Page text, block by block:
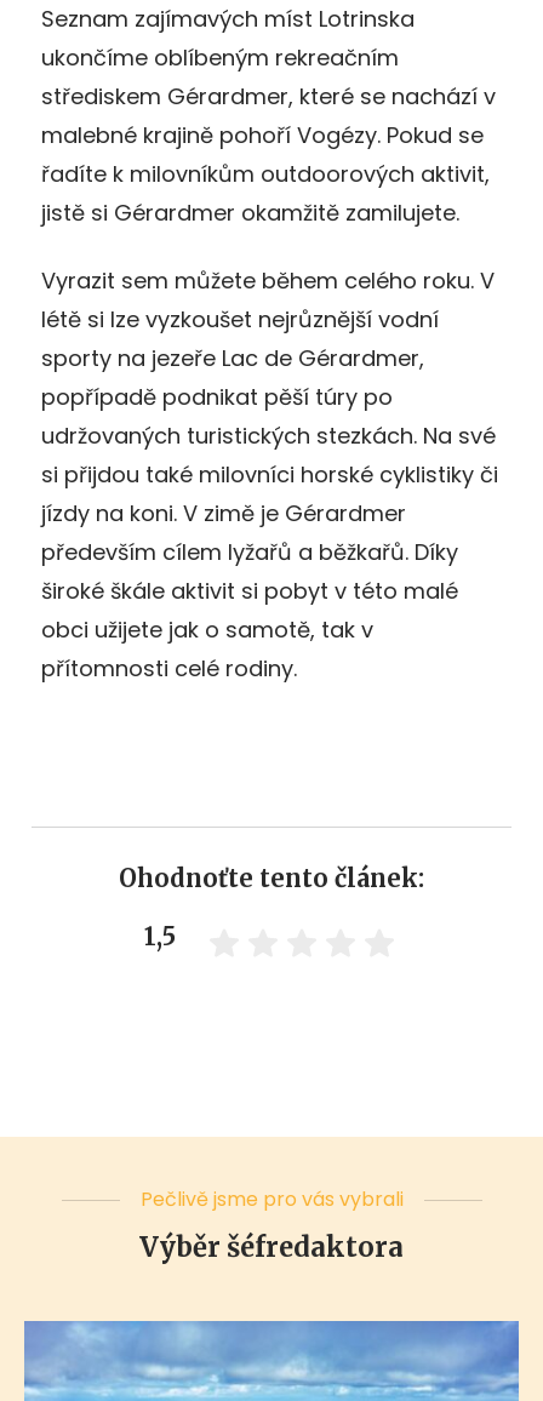
Seznam zajímavých míst Lotrinska
ukončíme oblíbeným rekreačním
střediskem Gérardmer, které se nachází v
malebné krajině pohoří Vogézy. Pokud se
řadíte k milovníkům outdoorových aktivit,
jistě si Gérardmer okamžitě zamilujete.
Vyrazit sem můžete během celého roku. V
létě si lze vyzkoušet nejrůznější vodní
sporty na jezeře Lac de Gérardmer,
popřípadě podnikat pěší túry po
udržovaných turistických stezkách. Na své
si přijdou také milovníci horské cyklistiky či
jízdy na koni. V zimě je Gérardmer
především cílem lyžařů a běžkařů. Díky
široké škále aktivit si pobyt v této malé
obci užijete jak o samotě, tak v
přítomnosti celé rodiny.
Ohodnoťte tento článek:
1,5
Pečlivě jsme pro vás vybrali
Výběr šéfredaktora